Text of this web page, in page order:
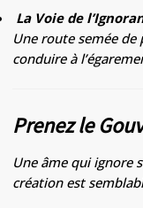
La Voie de
Une route semée
conduire à
Prenez le
Une âme qui ignore
création est